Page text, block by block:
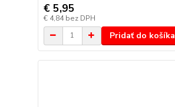
€ 5,95
€ 4,84bez DPH
Pridať do košíka